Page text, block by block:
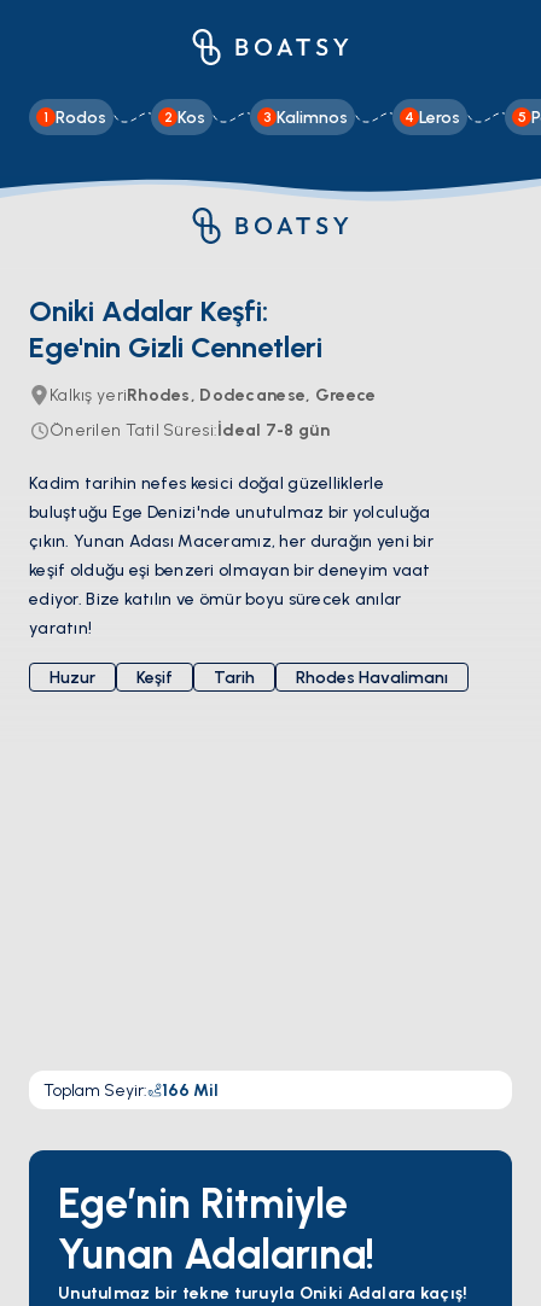
1 Rodos 2 Kos 3 Kalimnos 4 Leros 5
Oniki Adalar Keşfi:
Ege'nin Gizli Cennetleri
Kalkış yeriRhodes, Dodecanese, Greece
Önerilen Tatil Süresi:İdeal 7-8 gün
Kadim tarihin nefes kesici doğal güzelliklerle
buluştuğu Ege Denizi'nde unutulmaz bir yolculuğa
çıkın. Yunan Adası Maceramız, her durağın yeni bir
keşif olduğu eşi benzeri olmayan bir deneyim vaat
ediyor. Bize katılın ve ömür boyu sürecek anılar
yaratın!
Huzur Keşif Tarih Rhodes Havalimanı
Toplam Seyir: 166 Mil
Ege’nin Ritmiyle
Yunan Adalarına!
Unutulmaz bir tekne turuyla Oniki Adalara kaçış!